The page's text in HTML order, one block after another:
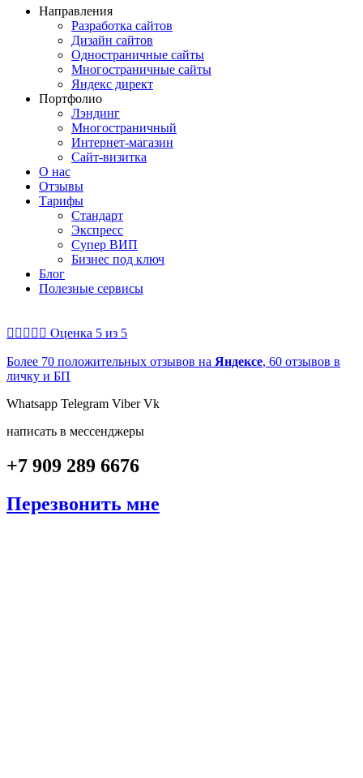
Направления
Разработка сайтов
Дизайн сайтов
Одностраничные сайты
Многостраничные сайты
Яндекс директ
Портфолио
Лэндинг
Многостраничный
Интернет-магазин
Сайт-визитка
О нас
Отзывы
Тарифы
Стандарт
Экспресс
Супер ВИП
Бизнес под ключ
Блог
Полезные сервисы
     Оценка 5 из 5
Более 70 положительных отзывов на Яндексе, 60 отзывов в
личку и БП
Whatsapp Telegram Viber Vk
написать в мессенджеры
+7 909 289 6676
Перезвонить мне